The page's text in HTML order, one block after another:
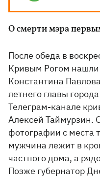
О смерти мэра
После обеда в
Кривым Рогом нашли
Константина Павлова
летнего главы
Телеграм-канале
Алексей Таймурзин.
фотографии с места
мужчина лежит в
частного дома, а
Позже губернатор